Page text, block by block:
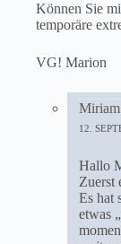
Können Sie
temporäre
VG! Marion
Miriam
12.
Hallo
Zuerst
Es hat
etwas